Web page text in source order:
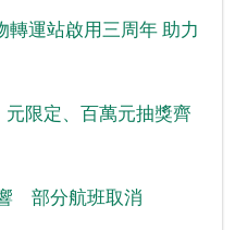
運站啟用三周年 助力
限定、百萬元抽獎齊
部分航班取消